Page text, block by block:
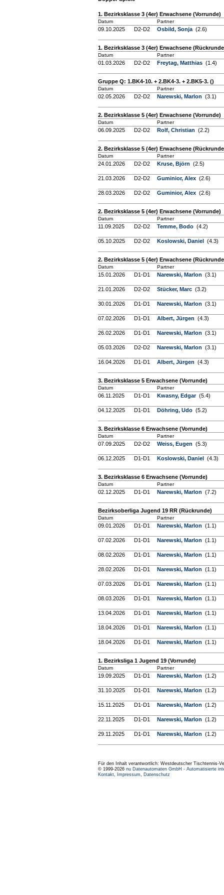
1. Bezirksklasse 3 (4er) Erwachsene (Vorrunde)
Datum Partner
09.10.2025 D2-D2 Osbild, Sonja (2.6)
1. Bezirksklasse 3 (4er) Erwachsene
Datum Partner
01.03.2026 D2-D2 Freytag, Matthias (1.4)
Gruppe Q: 1.BK4-10. + 2.BK4-3. + 2.BK5-3. ()
Datum Partner
02.05.2026 D2-D2 Narewski, Marlon (3.1)
2. Bezirksklasse 5 (4er) Erwachsene (Vorrunde)
Datum Partner
06.09.2025 D2-D2 Rolf, Christian (2.2)
2. Bezirksklasse 5 (4er) Erwachsene
Datum Partner
24.01.2026 D2-D2 Kruse, Björn (2.5)
21.03.2026 D2-D2 Guminior, Alex (2.6)
28.03.2026 D2-D2 Guminior, Alex (2.6)
2. Bezirksklasse 5 (4er) Erwachsene (Vorrunde)
Datum Partner
11.09.2025 D2-D2 Temme, Bodo (4.2)
05.10.2025 D2-D2 Koslowski, Daniel (4.3)
2. Bezirksklasse 5 (4er) Erwachsene
Datum Partner
15.01.2026 D1-D1 Narewski, Marlon (3.1)
21.01.2026 D2-D2 Stücker, Marc (3.2)
30.01.2026 D1-D1 Narewski, Marlon (3.1)
07.02.2026 D1-D1 Albert, Jürgen (4.3)
26.02.2026 D1-D1 Narewski, Marlon (3.1)
05.03.2026 D2-D2 Narewski, Marlon (3.1)
16.04.2026 D1-D1 Albert, Jürgen (4.3)
3. Bezirksklasse 5 Erwachsene (Vorrunde)
Datum Partner
06.11.2025 D1-D1 Kwasny, Edgar (5.4)
04.12.2025 D1-D1 Döhring, Udo (5.2)
3. Bezirksklasse 6 Erwachsene (Vorrunde)
Datum Partner
07.09.2025 D2-D2 Weiss, Eugen (5.3)
06.12.2025 D1-D1 Koslowski, Daniel (4.3)
3. Bezirksklasse 6 Erwachsene (Vorrunde)
Datum Partner
02.12.2025 D1-D1 Narewski, Marlon (7.2)
Bezirksoberliga Jugend 19 RR (Rückrunde)
Datum Partner
09.01.2026 D1-D1 Narewski, Marlon (1.1)
07.02.2026 D1-D1 Narewski, Marlon (1.1)
08.02.2026 D1-D1 Narewski, Marlon (1.1)
28.02.2026 D1-D1 Narewski, Marlon (1.1)
07.03.2026 D1-D1 Narewski, Marlon (1.1)
08.03.2026 D1-D1 Narewski, Marlon (1.1)
13.04.2026 D1-D1 Narewski, Marlon (1.1)
18.04.2026 D1-D1 Narewski, Marlon (1.1)
18.04.2026 D1-D1 Narewski, Marlon (1.1)
1. Bezirksliga 1 Jugend 19 (Vorrunde)
Datum Partner
19.09.2025 D1-D1 Narewski, Marlon (1.2)
31.10.2025 D1-D1 Narewski, Marlon (1.2)
15.11.2025 D1-D1 Narewski, Marlon (1.2)
22.11.2025 D1-D1 Narewski, Marlon (1.2)
29.11.2025 D1-D1 Narewski, Marlon (1.2)
Für den Inhalt verantwortlich: Westdeutscher Tischtennis-
© 1999-2026 nu Datenautomaten GmbH - Automatisierte
Kontakt, Impressum, Datenschutz